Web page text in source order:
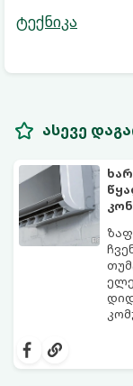
ტექნიკა
ასევე
დიდ